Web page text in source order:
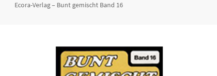
Ecora-Verlag – Bunt gemischt Band 16